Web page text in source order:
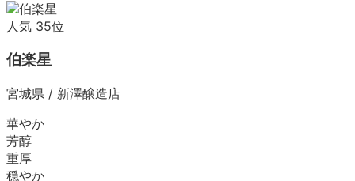
人気 35位
伯楽星
宮城県 / 新澤醸造店
華やか
芳醇
重厚
穏やか